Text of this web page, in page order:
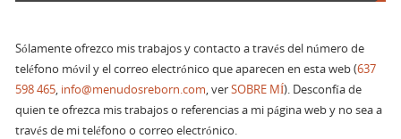
Sólamente ofrezco mis trabajos y contacto a través del número de
teléfono móvil y el correo electrónico que aparecen en esta web (637
598 465, info@menudosreborn.com, verSOBRE MÍ). Desconfía de
quien te ofrezca mis trabajos o referencias a mi página web y no sea a
través de mi teléfono o correo electrónico.